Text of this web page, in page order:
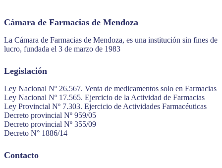
Cámara de Farmacias de Mendoza
La Cámara de Farmacias de Mendoza, es una institución sin fines de
lucro, fundada el 3 de marzo de 1983
Legislación
Ley Nacional Nº 26.567. Venta de medicamentos solo en Farmacias
Ley Nacional Nº 17.565. Ejercicio de la Actividad de Farmacias
Ley Provincial Nº 7.303. Ejercicio de Actividades Farmacéuticas
Decreto provincial Nº 959/05
Decreto provincial Nº 355/09
Decreto N° 1886/14
Contacto